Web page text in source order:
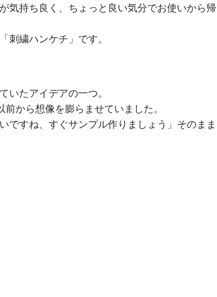
気持ち良く、 ちょっと良い気分でお使いから帰
刺繍ハンケチ」です。
いたアイデアの一つ。
前から想像を膨らませていました。
ですね、 すぐサンプル作りましょう」そのまま